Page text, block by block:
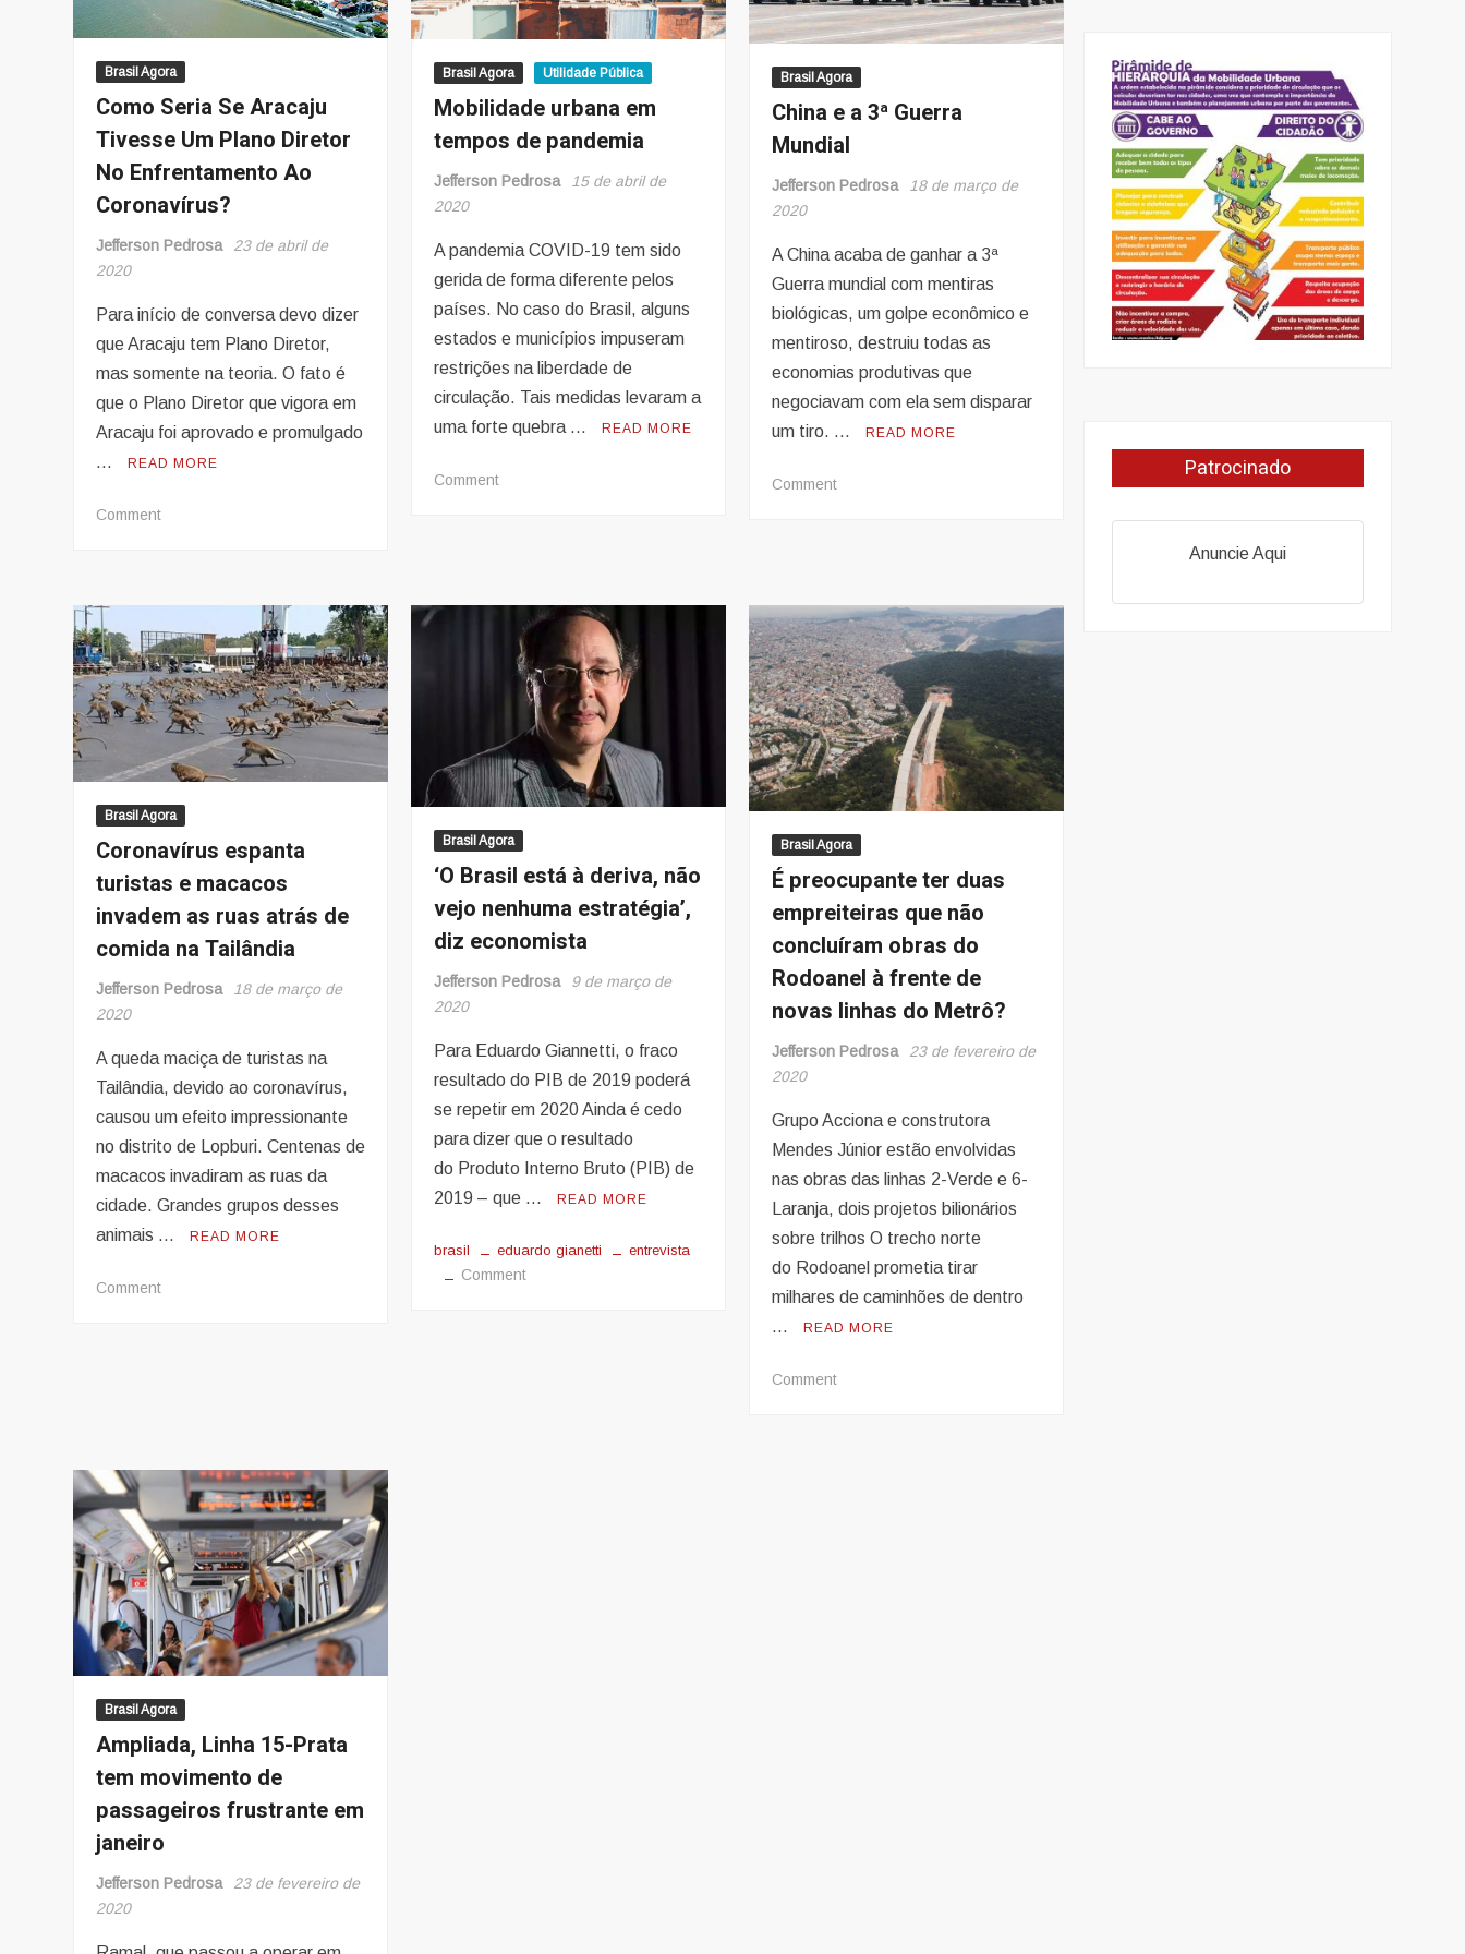
Brasil Agora
Como Seria Se Aracaju
Tivesse Um Plano Diretor
No Enfrentamento Ao
Coronavírus?
Jefferson Pedrosa
23 de abril de
2020
Para início de conversa devo dizer
que Aracaju tem Plano Diretor,
mas somente na teoria. O fato é
que o Plano Diretor que vigora em
Aracaju foi aprovado e promulgado
…
READ MORE
Commenton
Tivesse
Um
Plano
Diretor
No
Enfrentamento
Coronavírus?
Brasil Agora Utilidade Pública
Mobilidade urbana em
tempos de pandemia
Jefferson Pedrosa
15 de abril de
2020
A pandemia COVID-19 tem sido
gerida de forma diferente pelos
países. No caso do Brasil, alguns
estados e municípios impuseram
restrições na liberdade de
circulação. Tais medidas levaram a
uma forte quebra …
READ MORE
Commenton
de
pandemia
Brasil Agora
China e a 3ª Guerra
Mundial
Jefferson Pedrosa
18 de março de
2020
A China acaba de ganhar a 3ª
Guerra mundial com mentiras
biológicas, um golpe econômico e
mentiroso, destruiu todas as
economias produtivas que
negociavam com ela sem disparar
um tiro. …
READ MORE
Commenton
Guerra
Mundial
Brasil Agora
Coronavírus espanta
turistas e macacos
invadem as ruas atrás de
comida na Tailândia
Jefferson Pedrosa
18 de março de
2020
A queda maciça de turistas na
Tailândia, devido ao coronavírus,
causou um efeito impressionante
no distrito de Lopburi. Centenas de
macacos invadiram as ruas da
cidade. Grandes grupos desses
animais …
READ MORE
Commenton
ruas
atrás
de
comida
na
Tailândia
Brasil Agora
‘O Brasil está à deriva, não
vejo nenhuma estratégia’,
diz economista
Jefferson Pedrosa
9 de março de
2020
Para Eduardo Giannetti, o fraco
resultado do PIB de 2019 poderá
se repetir em 2020 Ainda é cedo
para dizer que o resultado
do Produto Interno Bruto (PIB) de
2019 – que …
READ MORE
brasil eduardo gianetti entrevista
Commenton
Brasil Agora
É preocupante ter duas
empreiteiras que não
concluíram obras do
Rodoanel à frente de
novas linhas do Metrô?
Jefferson Pedrosa
23 de fevereiro de
2020
Grupo Acciona e construtora
Mendes Júnior estão envolvidas
nas obras das linhas 2-Verde e 6-
Laranja, dois projetos bilionários
sobre trilhos O trecho norte
do Rodoanel prometia tirar
milhares de caminhões de dentro
…
READ MORE
Commenton
Brasil Agora
Ampliada, Linha 15-Prata
tem movimento de
passageiros frustrante em
janeiro
Jefferson Pedrosa
23 de fevereiro de
2020
Patrocinado
Anuncie Aqui